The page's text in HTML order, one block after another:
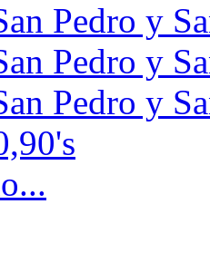
Pedro y
Pedro y
Pedro y